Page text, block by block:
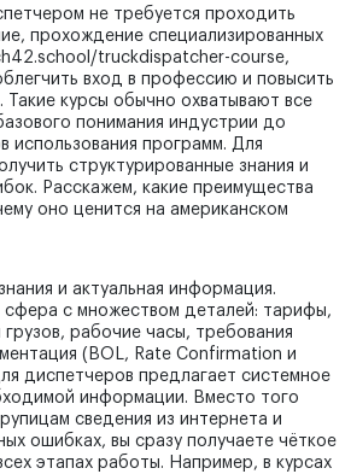
не требуется проходить
прохождение специализированных
truckdispatcher-course,
вход в профессию и повысить
Такие курсы обычно охватывают все
понимания индустрии до
использования программ. Для
структурированные знания и
Расскажем, какие преимущества
оно ценится на американском
и актуальная информация.
сфера с множеством деталей: тарифы,
рабочие часы, требования
(BOL, Rate Confirmation и
диспетчеров предлагает системное
информации. Вместо того
сведения из интернета и
ошибках, вы сразу получаете чёткое
этапах работы. Например, в курсах